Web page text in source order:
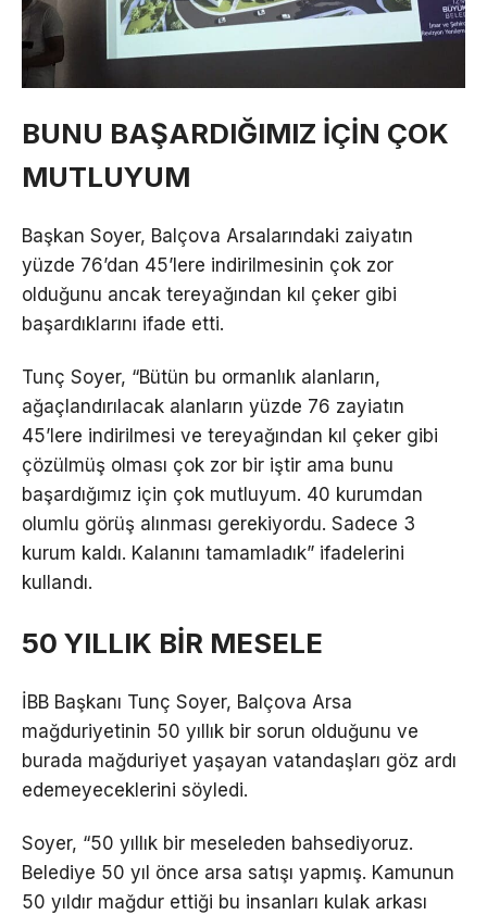
BUNU BAŞARDIĞIMIZ İÇİN ÇOK
MUTLUYUM
Başkan Soyer, Balçova Arsalarındaki zaiyatın
yüzde 76’dan 45’lere indirilmesinin çok zor
olduğunu ancak tereyağından kıl çeker gibi
başardıklarını ifade etti.
Tunç Soyer, “Bütün bu ormanlık alanların,
ağaçlandırılacak alanların yüzde 76 zayiatın
45’lere indirilmesi ve tereyağından kıl çeker gibi
çözülmüş olması çok zor bir iştir ama bunu
başardığımız için çok mutluyum. 40 kurumdan
olumlu görüş alınması gerekiyordu. Sadece 3
kurum kaldı. Kalanını tamamladık” ifadelerini
kullandı.
50 YILLIK BİR MESELE
İBB Başkanı Tunç Soyer, Balçova Arsa
mağduriyetinin 50 yıllık bir sorun olduğunu ve
burada mağduriyet yaşayan vatandaşları göz ardı
edemeyeceklerini söyledi.
Soyer, “50 yıllık bir meseleden bahsediyoruz.
Belediye 50 yıl önce arsa satışı yapmış. Kamunun
50 yıldır mağdur ettiği bu insanları kulak arkası